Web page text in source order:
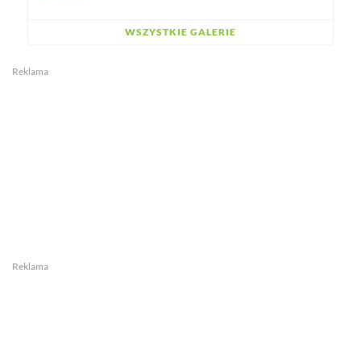
WSZYSTKIE GALERIE
Reklama
Reklama